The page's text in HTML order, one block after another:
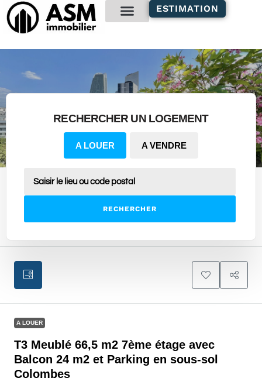
principal
ESTIMATION
RECHERCHER UN LOGEMENT
A LOUER A VENDRE
RECHERCHER
A LOUER
T3 Meublé 66,5 m2 7ème étage avec
Balcon 24 m2 et Parking en sous-sol
Colombes